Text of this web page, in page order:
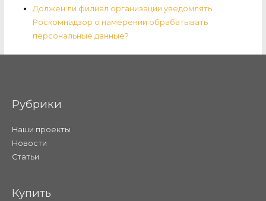
Должен ли филиал организации уведомлять
Роскомнадзор о намерении обрабатывать
персональные данные?
Рубрики
Наши проекты
Новости
Статьи
Купить